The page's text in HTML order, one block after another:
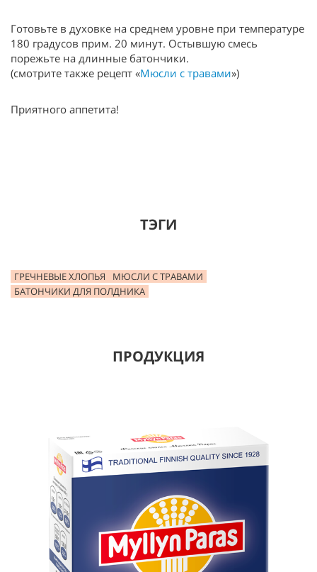
Готовьте в духовке на среднем уровне при температуре
180 градусов прим. 20 минут. Остывшую смесь
порежьте на длинные батончики.
(смотрите также рецепт «Мюсли с травами»)
Приятного аппетита!
ТЭГИ
ГРЕЧНЕВЫЕ ХЛОПЬЯ
МЮСЛИ С ТРАВАМИ
БАТОНЧИКИ ДЛЯ ПОЛДНИКА
ПРОДУКЦИЯ